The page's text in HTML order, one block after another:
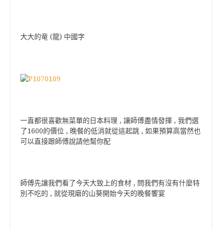
大大的竜 (龍) 中國字
一直都很喜歡無菜單的日本料理 , 讓師傅盡情發揮 , 我們選
了1600的價位 , 晚餐的低消就從這起跳 , 如果預算高當然也
可以直接跟師傅說請他幫你配
師傅先讓我們看了今天大致上的食材 , 問我們有沒有什麼特
別不吃的 , 就從現磨的山葵開始今天的晚餐饗宴